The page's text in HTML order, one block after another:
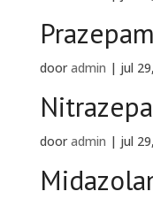
dooradmin | jul
dooradmin | jul